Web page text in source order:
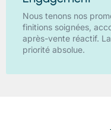
Nous tenons nos
finitions soignées,
après-vente réactif.
priorité absolue.